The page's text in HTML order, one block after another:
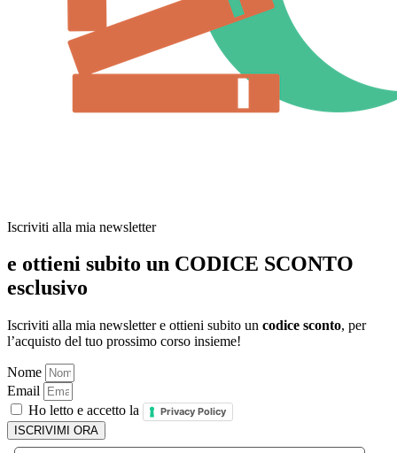
Iscriviti alla mia newsletter
e ottieni subito un CODICE SCONTO
esclusivo
Iscriviti alla mia newsletter e ottieni subito un codice sconto, per
l’acquisto del tuo prossimo corso insieme!
Nome
Email
Ho letto e accetto la
Privacy Policy
ISCRIVIMI ORA